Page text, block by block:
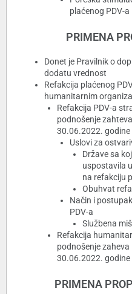
plaćenog PDV-a
PRIMENA
Donet je Pravilnik o
dodatu vrednost
Refakcija plaćenog
humanitarnim
Refakcija PDV-a
podnošenje
30.06.2022. godine
Uslovi za
Države sa
uspostavila
na refakciju
Obuhvat
Način i
PDV-a
Službena
Refakcija
podnošenje zaheva
30.06.2022. godine
PRIMENA